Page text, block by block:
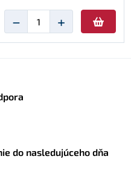
− +
do nasledujúceho dňa